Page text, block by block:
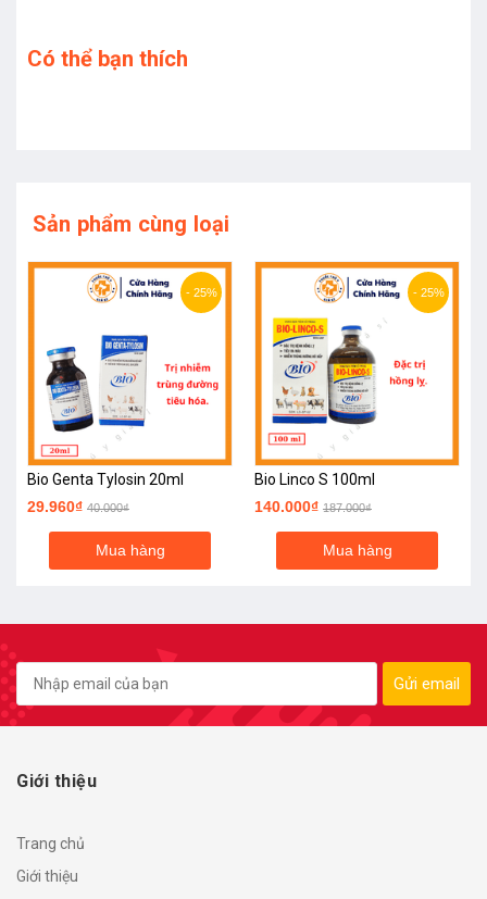
Có thể bạn thích
Sản phẩm cùng loại
- 25%
Bio Genta Tylosin 20ml
29.960₫ 40.000₫
Mua hàng
- 25%
Bio Linco S 100ml
140.000₫ 187.000₫
Mua hàng
Gửi email
Giới thiệu
Trang chủ
Giới thiệu